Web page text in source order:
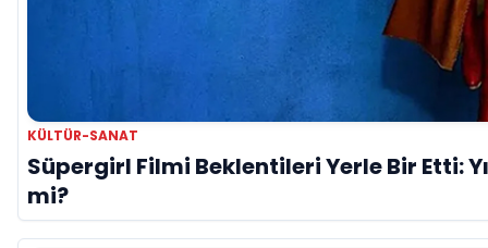
KÜLTÜR-SANAT
Süpergirl Filmi Beklentileri Yerle Bir Etti:
mi?